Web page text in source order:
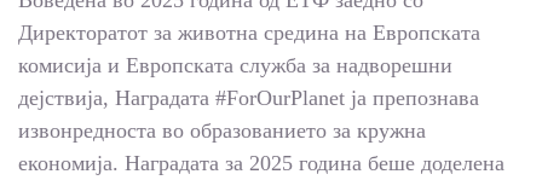
Директоратот за животна средина на Европската
комисија и Европската служба за надворешни
дејствија, Наградата #ForOurPlanet ја препознава
извонредноста во образованието за кружна
економија. Наградата за 2025 година беше доделена